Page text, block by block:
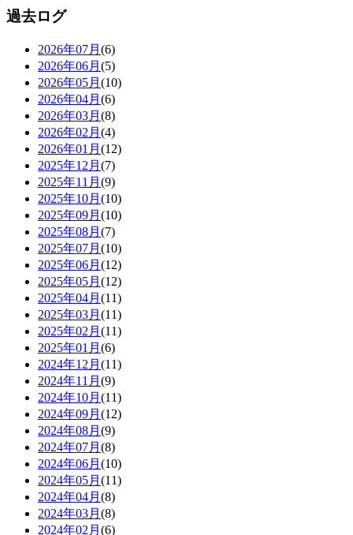
過去ログ
2026年07月 (6)
2026年06月 (5)
2026年05月 (10)
2026年04月 (6)
2026年03月 (8)
2026年02月 (4)
2026年01月 (12)
2025年12月 (7)
2025年11月 (9)
2025年10月 (10)
2025年09月 (10)
2025年08月 (7)
2025年07月 (10)
2025年06月 (12)
2025年05月 (12)
2025年04月 (11)
2025年03月 (11)
2025年02月 (11)
2025年01月 (6)
2024年12月 (11)
2024年11月 (9)
2024年10月 (11)
2024年09月 (12)
2024年08月 (9)
2024年07月 (8)
2024年06月 (10)
2024年05月 (11)
2024年04月 (8)
2024年03月 (8)
2024年02月 (6)